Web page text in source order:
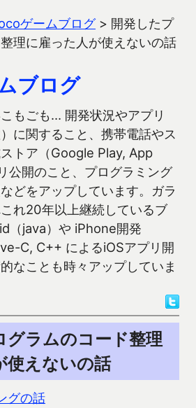
ゲームブログ> 開発したプ
理に雇った人が使えないの話
ブログ
もごも… 開発状況やアプリ
）に関すること、携帯電話やス
トア（Google Play, App
公開のこと、プログラミング
どをアップしています。ガラ
れ20年以上継続しているブ
（java）や iPhone開発
C, C++ によるiOSアプリ開
なことも時々アップしていま
グラムのコード整理
使えないの話
グの話